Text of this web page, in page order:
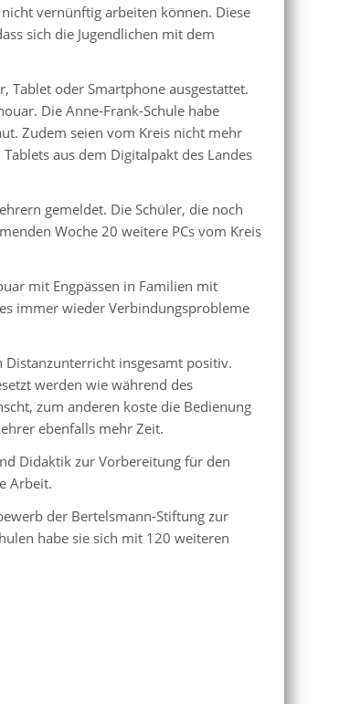
vernünftig arbeiten können. Diese
sich die Jugendlichen mit dem
Tablet oder Smartphone ausgestattet.
Die Anne-Frank-Schule habe
Zudem seien vom Kreis nicht mehr
aus dem Digitalpakt des Landes
gemeldet. Die Schüler, die noch
Woche 20 weitere PCs vom Kreis
mit Engpässen in Familien mit
immer wieder Verbindungsprobleme
insgesamt positiv.
werden wie während des
zum anderen koste die Bedienung
ebenfalls mehr Zeit.
Didaktik zur Vorbereitung für den
Arbeit.
der Bertelsmann-Stiftung zur
habe sie sich mit 120 weiteren